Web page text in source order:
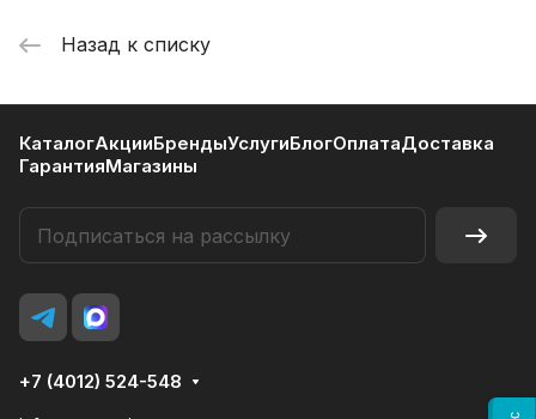
Назад к списку
КаталогАкцииБрендыУслугиБлогОплатаДоставка
ГарантияМагазины
+7 (4012) 524-548